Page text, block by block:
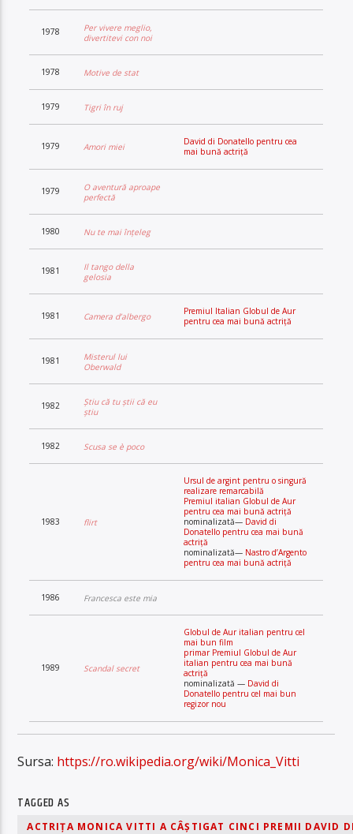
1978
Per vivere meglio,
divertitevi con noi
1978 Motive de stat
1979 Tigri în ruj
1979 Amori miei
David di Donatello pentru cea
mai bună actriță
1979
O aventură aproape
perfectă
1980 Nu te mai înțeleg
1981
Il tango della
gelosia
1981 Camera d’albergo
Premiul Italian Globul de Aur
pentru cea mai bună actriță
1981
Misterul lui
Oberwald
1982
Știu că tu știi că eu
știu
1982 Scusa se è poco
1983 flirt
Ursul de argint pentru o singură
realizare remarcabilă
Premiul italian Globul de Aur
pentru cea mai bună actriță
nominalizată— David di
Donatello pentru cea mai bună
actriță
nominalizată— Nastro d’Argento
pentru cea mai bună actriță
1986 Francesca este mia
1989 Scandal secret
Globul de Aur italian pentru cel
mai bun film
primar Premiul Globul de Aur
italian pentru cea mai bună
actriță
nominalizată — David di
Donatello pentru cel mai bun
regizor nou
Sursa: https://ro.wikipedia.org/wiki/Monica_Vitti
TAGGED AS
ACTRIȚA MONICA VITTI A CÂȘTIGAT CINCI PREMII DAVID